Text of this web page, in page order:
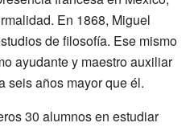
En 1868, Miguel
de filosofía. Ese mismo
ayudante y maestro auxiliar
seis años mayor que él.
30 alumnos en estudiar